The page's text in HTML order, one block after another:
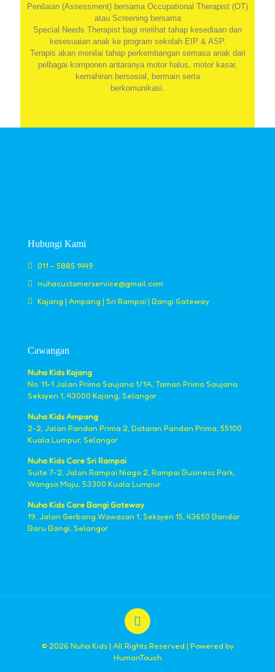
Penilaian (Assessment) bersama Occupational Therapist (OT)
atau Screening bersama
Special Needs Therapist bagi melihat tahap kesediaan dan
kesesuaian anak ke program sekolah EIP & ASP.
Terapis akan menilai tahap perkembangan semasa anak dari
pelbagai komponen antaranya motor halus, motor kasar,
kemahiran bersosial, bermain serta
berkomunikasi.
Hubungi Kami
011 – 5885 1449
nuhacustomerservice@gmail.com
Kajang | Ampang | Sri Rampai | Bangi Gateway
Cawangan
Nuha Kids Kajang
No. 11-1 Jalan Prima Saujana 1/1A, Taman Prima Saujana
Seksyen 1, 43000 Kajang, Selangor
Nuha Kids Ampang
2-2, Jalan Pandan Prima 2, Dataran Pandan Prima, 55100
Kuala Lumpur, Selangor
Nuha Kids Care Sri Rampai
Suite 7-2, Jalan Rampai Niaga 2, Rampai Business Park,
Wangsa Maju, 53300 Kuala Lumpur
Nuha Kids Care Bangi Gateway
19, Jalan Gerbang Wawasan 1, Seksyen 15, 43650 Bandar
Baru Bangi, Selangor
© 2026 Nuha Kids | All Rights Reserved | Powered by
HumanTouch